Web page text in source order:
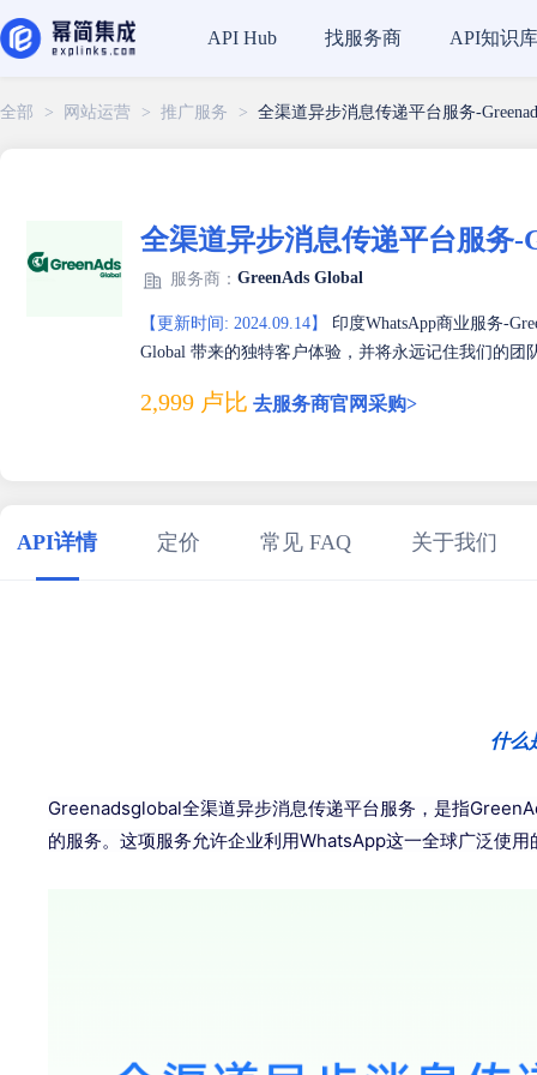
API Hub 找服务商 API知识库
全部 > 网站运营 > 推广服务 > 全渠道异步消息传递平台服务-
全渠道异步消息传递平台服务-
服务商： GreenAds Global
【更新时间: 2024.09.14】
印度WhatsApp商业服务-
Global 带来的独特客户体验，并将永远记住我们的团
2,999 卢比 去服务商官网采购>
API详情 定价 常见 FAQ 关于我们
什么
Greenadsglobal全渠道异步消息传递平台服务，是指
的服务。这项服务允许企业利用WhatsApp这一全球广泛使